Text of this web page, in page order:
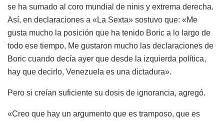
se ha sumado al coro mundial de ninis y extrema derecha.
Así, en declaraciones a «La Sexta» sostuvo que: «Me
gusta mucho la posición que ha tenido Boric a lo largo de
todo ese tiempo, Me gustaron mucho las declaraciones de
Boric cuando decía ayer que desde la izquierda política,
hay que decirlo, Venezuela es una dictadura».
Pero si creían suficiente su dosis de ignorancia, agregó.
«Creo que hay un argumento que es tramposo, que es